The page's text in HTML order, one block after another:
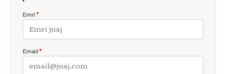
Emri *
Email *